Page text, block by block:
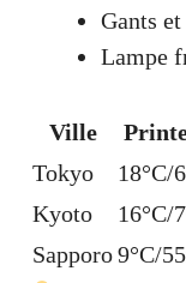
Gants
Lampe
Ville
Tokyo
18°C/
Kyoto
16°C/
Sapporo9°C/